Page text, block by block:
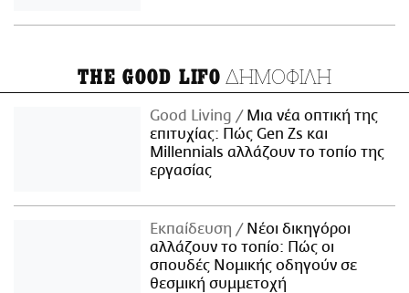
THE GOOD LIFO ΔΗΜΟΦΙΛΗ
Good Living
Μια νέα οπτική της
επιτυχίας: Πώς Gen Zs και
Millennials αλλάζουν το τοπίο της
εργασίας
Εκπαίδευση
Νέοι δικηγόροι
αλλάζουν το τοπίο: Πώς οι
σπουδές Νομικής οδηγούν σε
θεσμική συμμετοχή